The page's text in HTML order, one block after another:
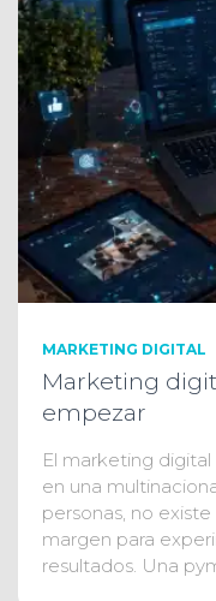
MARKETING DIGITAL
Marketing
empezar
El marketing
en una
personas, no
margen para
resultados. Una